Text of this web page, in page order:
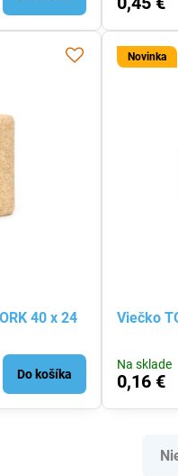
40 x 24
Do košíka
Novinka
Viečko
Na sklade
0,16 €